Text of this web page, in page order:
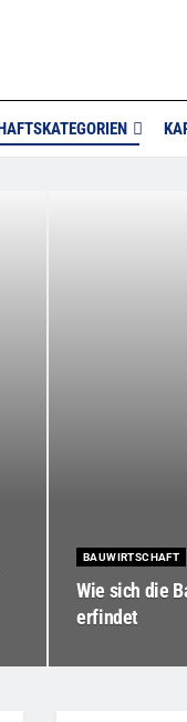
BAUWIRTSCHAFT
Wie sich die
erfindet